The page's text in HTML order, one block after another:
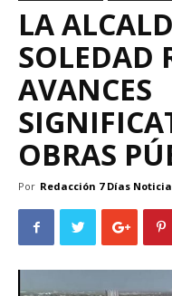
LA
SOLEDAD
AVANCES
OBRAS
Por Redacción 7 Días